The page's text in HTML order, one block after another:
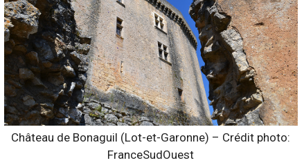
Château de Bonaguil (Lot-et-Garonne) – Crédit photo:
FranceSudOuest